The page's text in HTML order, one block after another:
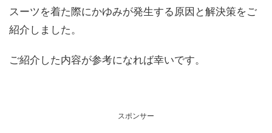
スーツを着た際にかゆみが発生する原因と解決策をご
紹介しました。
ご紹介した内容が参考になれば幸いです。
スポンサー